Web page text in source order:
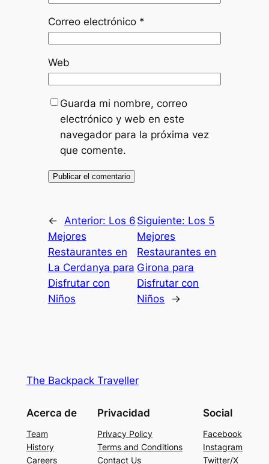
Correo electrónico *
Web
Guarda mi nombre, correo
electrónico y web en este
navegador para la próxima vez
que comente.
← Anterior: Los 6
Mejores
Restaurantes en
La Cerdanya para
Disfrutar con
Niños
Siguiente: Los 5
Mejores
Restaurantes en
Girona para
Disfrutar con
Niños
→
The Backpack Traveller
Acerca de
Team
History
Careers
Privacidad
Privacy Policy
Terms and Conditions
Contact Us
Social
Facebook
Instagram
Twitter/X